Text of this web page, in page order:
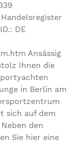
DE
Ansässig
Ihnen die
in Berlin am
sich auf dem
Neben den
Sie hier eine